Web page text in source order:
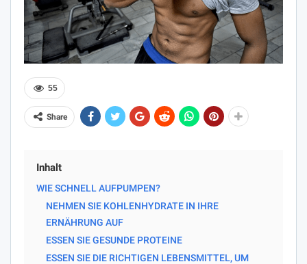
55
Share
Inhalt
WIE SCHNELL AUFPUMPEN?
NEHMEN SIE KOHLENHYDRATE IN IHRE
ERNÄHRUNG AUF
ESSEN SIE GESUNDE PROTEINE
ESSEN SIE DIE RICHTIGEN LEBENSMITTEL, UM